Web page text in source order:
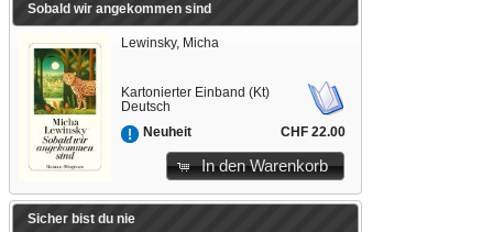
Sobald wir angekommen sind
Lewinsky, Micha
Kartonierter Einband (Kt)
Deutsch
Neuheit
CHF 22.00
In den Warenkorb
Sicher bist du nie